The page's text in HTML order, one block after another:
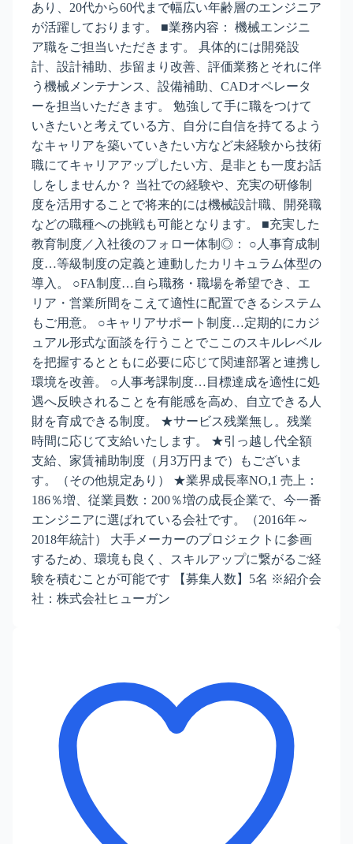
あり、20代から60代まで幅広い年齢層のエンジニア
が活躍しております。 ■業務内容： 機械エンジニ
ア職をご担当いただきます。 具体的には開発設
計、設計補助、歩留まり改善、評価業務とそれに伴
う機械メンテナンス、設備補助、CADオペレータ
ーを担当いただきます。 勉強して手に職をつけて
いきたいと考えている方、自分に自信を持てるよう
なキャリアを築いていきたい方など未経験から技術
職にてキャリアアップしたい方、是非とも一度お話
しをしませんか？ 当社での経験や、充実の研修制
度を活用することで将来的には機械設計職、開発職
などの職種への挑戦も可能となります。 ■充実した
教育制度／入社後のフォロー体制◎： ○人事育成制
度…等級制度の定義と連動したカリキュラム体型の
導入。 ○FA制度…自ら職務・職場を希望でき、エ
リア・営業所間をこえて適性に配置できるシステム
もご用意。 ○キャリアサポート制度…定期的にカジ
ュアル形式な面談を行うことでここのスキルレベル
を把握するとともに必要に応じて関連部署と連携し
環境を改善。 ○人事考課制度…目標達成を適性に処
遇へ反映されることを有能感を高め、自立できる人
財を育成できる制度。 ★サービス残業無し。残業
時間に応じて支給いたします。 ★引っ越し代全額
支給、家賃補助制度（月3万円まで）もございま
す。（その他規定あり） ★業界成長率NO,1 売上：
186％増、従業員数：200％増の成長企業で、今一番
エンジニアに選ばれている会社です。（2016年～
2018年統計） 大手メーカーのプロジェクトに参画
するため、環境も良く、スキルアップに繋がるご経
験を積むことが可能です 【募集人数】5名 ※紹介会
社：株式会社ヒューガン